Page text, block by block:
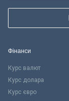
Фінанси
Курс валют
Курс долара
Курс євро